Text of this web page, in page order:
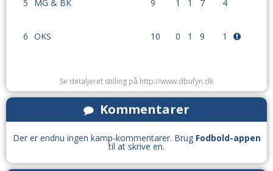
5 MG & BK 9 1 1 7 4
6 OKS 10 0 1 9 1
Se detaljeret stilling på http://www.dbufyn.dk
Kommentarer
Der er endnu ingen kamp-kommentarer. Brug Fodbold-appen
til at skrive en.